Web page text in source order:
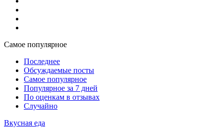
Самое популярное
Последнее
Обсуждаемые посты
Самое популярное
Популярное за 7 дней
По оценкам в отзывах
Случайно
Вкусная еда